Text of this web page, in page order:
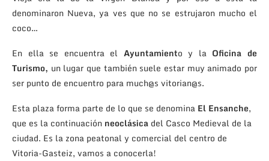
denominaron Nueva, ya ves que no se estrujaron mucho el
coco…
En ella se encuentra el Ayuntamiento y la Oficina de
Turismo, un lugar que también suele estar muy animado por
ser punto de encuentro para much@s vitorian@s.
Esta plaza forma parte de lo que se denomina El Ensanche,
que es la continuación neoclásica del Casco Medieval de la
ciudad. Es la zona peatonal y comercial del centro de
Vitoria-Gasteiz, vamos a conocerla!